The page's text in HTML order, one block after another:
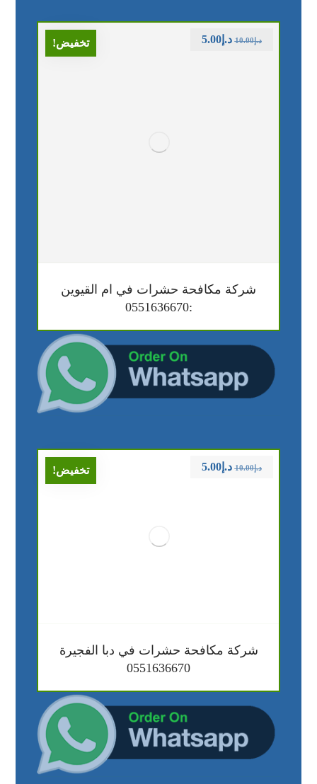
تخفيض!
شركة مكافحة حشرات في ام القيوين
:0551636670
د.إ10.00 د.إ5.00
تخفيض!
شركة مكافحة حشرات في دبا الفجيرة
0551636670
د.إ10.00 د.إ5.00